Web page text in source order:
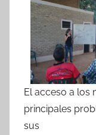
El acceso a los
principales
sus